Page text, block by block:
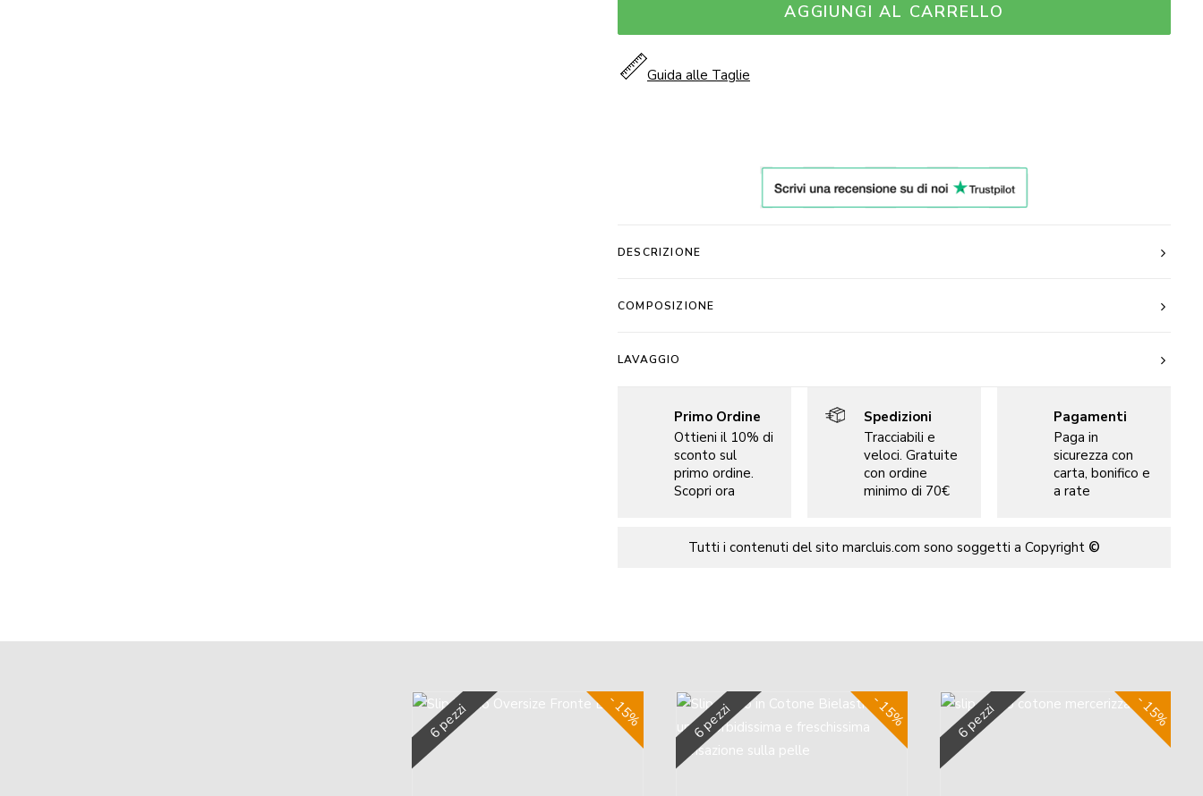
Elasticizzato
Bianco
e
AGGIUNGI AL CARRELLO
Guida alle Taglie
DESCRIZIONE
COMPOSIZIONE
LAVAGGIO
Primo Ordine
Ottieni il 10% di
sconto sul
primo ordine.
Scopri ora
Spedizioni
Tracciabili e
veloci. Gratuite
con ordine
minimo di 70€
Pagamenti
Paga in
sicurezza con
carta, bonifico e
a rate
Tutti i contenuti del sito marcluis.com sono soggetti a Copyright ©
6 pezzi - 15% 6 pezzi - 15% 6 pezzi - 15%